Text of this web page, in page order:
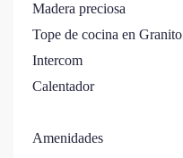
Madera preciosa
Tope de cocina en Granito
Intercom
Calentador
Amenidades